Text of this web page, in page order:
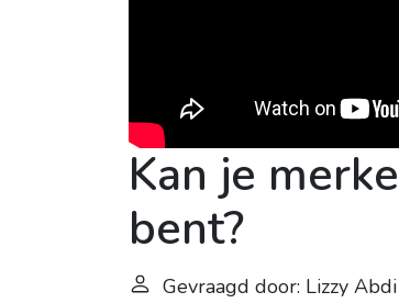
Kan je
bent?
Gevraagd door: Lizzy Abdi